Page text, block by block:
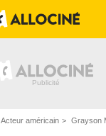
Acteur américain Grayson